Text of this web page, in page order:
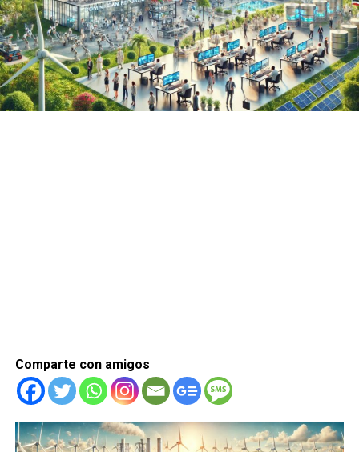
Comparte con amigos